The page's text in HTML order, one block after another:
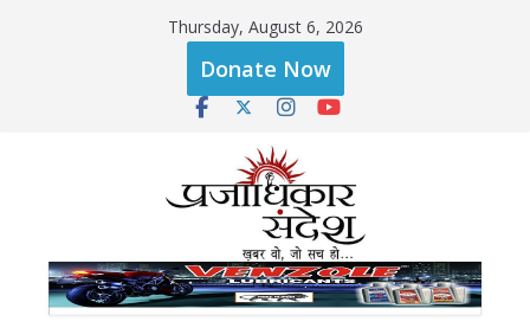
Thursday, August 6, 2026
Donate Now